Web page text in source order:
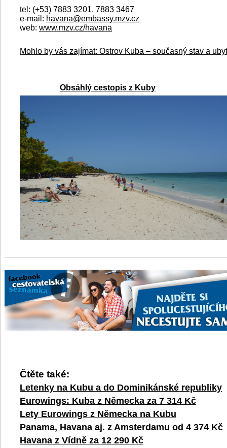
tel: (+53) 7883 3201, 7883 3467
e-mail: havana@embassy.mzv.cz
web: www.mzv.cz/havana
Mohlo by vás zajímat: Ostrov Kuba – současný stav a
Obsáhlý cestopis z Kuby
Čtěte také:
Letenky na Kubu a do Dominikánské republiky
Eurowings: Kuba z Německa za 7 314 Kč
Lety Eurowings z Německa na Kubu
Panama, Havana aj. z Amsterdamu od 4 374 Kč
Havana z Vídně za 12 290 Kč